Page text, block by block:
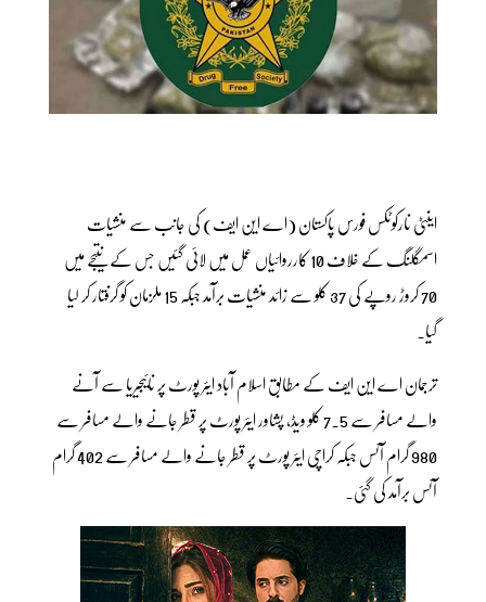
اینٹی نارکوٹکس فورس پاکستان (اے این ایف) کی جانب سے منشیات
اسمگلنگ کے خلاف 10 کارروائیاں عمل میں لائی گئیں جس کے نتیجے میں
70 کروڑ روپے کی 37 کلو سے زائد منشیات برآمد جبکہ 15 ملزمان کو گرفتار کر لیا
گیا۔
ترجمان اے این ایف کے مطابق اسلام آباد ایئر پورٹ پر نائیجیریا سے آنے
والے مسافر سے 7.5 کلو ویڈ، پشاور ایئر پورٹ پر قطر جانے والے مسافر سے
980 گرام آئس جبکہ کراچی ایئر پورٹ پر قطر جانے والے مسافر سے 402 گرام
آئس برآمد کی گئی۔